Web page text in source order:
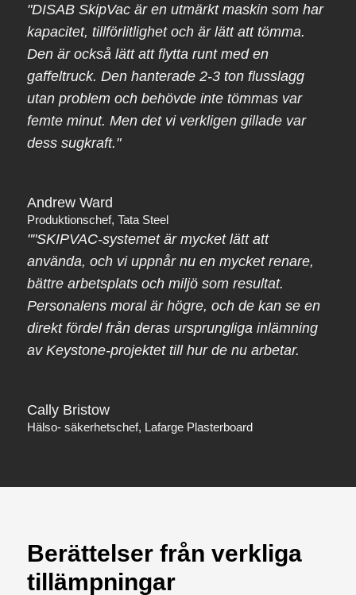
"DISAB SkipVac är en utmärkt maskin som har
kapacitet, tillförlitlighet och är lätt att tömma.
Den är också lätt att flytta runt med en
gaffeltruck. Den hanterade 2-3 ton flusslagg
utan problem och behövde inte tömmas var
femte minut. Men det vi verkligen gillade var
dess sugkraft."
Andrew Ward
Produktionschef, Tata Steel
""SKIPVAC-systemet är mycket lätt att
använda, och vi uppnår nu en mycket renare,
bättre arbetsplats och miljö som resultat.
Personalens moral är högre, och de kan se en
direkt fördel från deras ursprungliga inlämning
av Keystone-projektet till hur de nu arbetar.
Cally Bristow
Hälso- säkerhetschef, Lafarge Plasterboard
Berättelser från verkliga
tillämpningar